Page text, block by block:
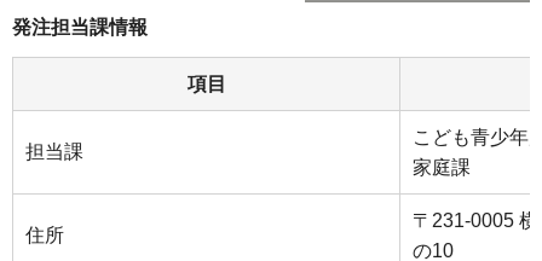
発注担当課情報
項目
担当課
こども青少年
家庭課
住所
〒231-0005
の10